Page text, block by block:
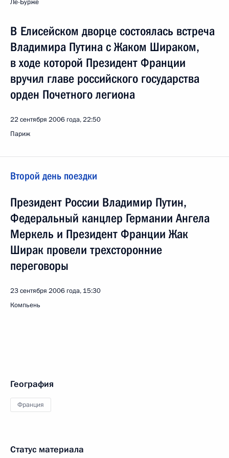
Ле-Бурже
В Елисейском дворце состоялась встреча
Владимира Путина с Жаком Шираком,
в ходе которой Президент Франции
вручил главе российского государства
орден Почетного легиона
22 сентября 2006 года, 22:50
Париж
Второй день поездки
Президент России Владимир Путин,
Федеральный канцлер Германии Ангела
Меркель и Президент Франции Жак
Ширак провели трехсторонние
переговоры
23 сентября 2006 года, 15:30
Компьень
География
Франция
Статус материала